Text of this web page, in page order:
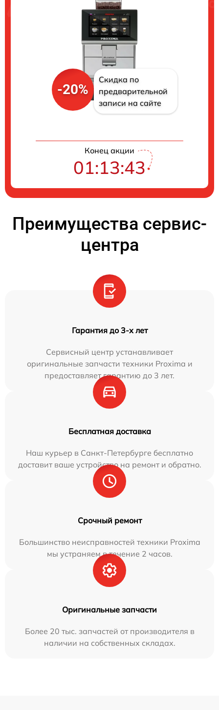
-20%
Скидка по
предварительной
записи на сайте
Конец акции
01:13:43
Преимущества сервис-
центра
Гарантия до 3-х лет
Сервисный центр устанавливает
оригинальные запчасти техники Proxima и
предоставляет гарантию до 3 лет.
Бесплатная доставка
Наш курьер в Санкт-Петербурге бесплатно
доставит ваше устройство на ремонт и обратно.
Срочный ремонт
Большинство неисправностей техники Proxima
мы устраняем в течение 2 часов.
Оригинальные запчасти
Более 20 тыс. запчастей от производителя в
наличии на собственных складах.